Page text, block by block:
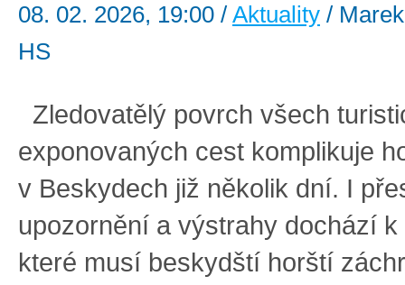
08. 02. 2026, 19:00 / Aktuality /
HS
Zledovatělý povrch všech
exponovaných cest komplikuje
v Beskydech již několik dní. I
upozornění a výstrahy dochází k
které musí beskydští horští